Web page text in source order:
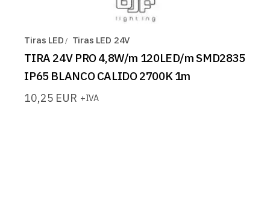
Tiras LED Tiras LED 24V
TIRA 24V PRO 4,8W/m 120LED/m SMD2835
IP65 BLANCO CALIDO 2700K 1m
10,25 EUR +IVA